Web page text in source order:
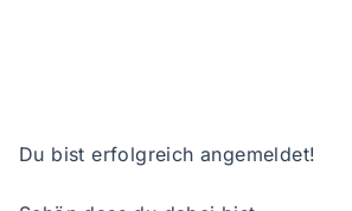
Du bist erfolgreich angemeldet!